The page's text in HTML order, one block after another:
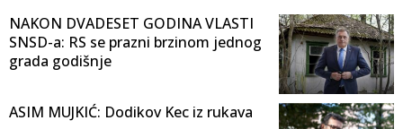
NAKON DVADESET GODINA VLASTI
SNSD-a: RS se prazni brzinom jednog
grada godišnje
ASIM MUJKIĆ: Dodikov Kec iz rukava